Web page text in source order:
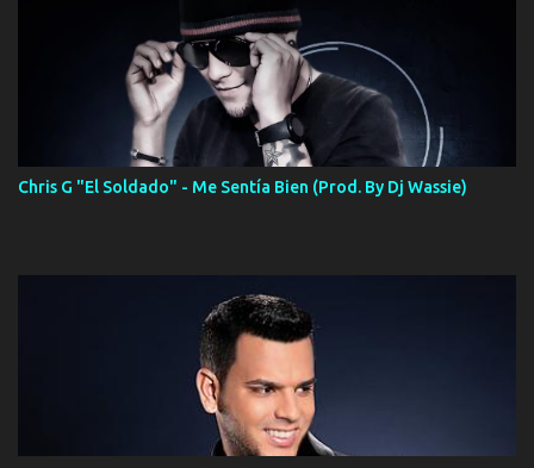
Chris G "El Soldado" - Me Sentía Bien (Prod. By Dj Wassie)